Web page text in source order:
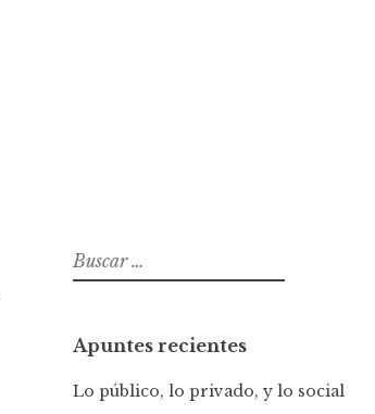
B
u
a
r
Apuntes recientes
Lo público, lo privado, y lo social